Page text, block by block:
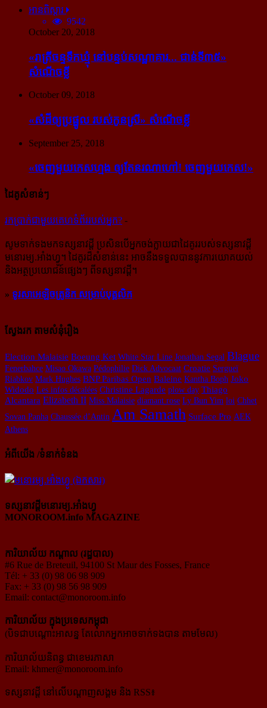
អានពិស្ដារ
9542
October 20, 2018
«រាត្រីចន្ទទឹកឃ្មុំ នៅបន្ទប់សណ្ឋាគារ... ជាន់ទី៣៥»
សំណើចខ្លី
October 09, 2018
«សំដី​ឲ្យ​ប្រផ្នូល របស់​កូនស្រី» សំណើចខ្លី
September 25, 2018
«ចេញ​មួយ​កេស​ហ្មង ឲ្យ​តែ​នរណា​ហៅ! ចេញ​មួយ​កេស!»
ដៃគូសំខាន់ៗ
រក​​ប្រាក់​​ជា​​មួយ​​គេហទំព័រ​​របស់​​អ្នក? -
សូម​ទាក់ទង​មក​ទស្សនាវដ្ដី ប្រសិន​បើ​អ្នក​ចង់​ក្លាយ​ជា​ដៃគូរ​របស់​ទស្សនាវដ្ដី​
មនោរម្យ.អាំងហ្វូ។ ដៃ​គូរ​ដ៏​សំខាន់​នេះ អាច​នឹង​ទទួល​បាន​នូវ​ការ​យោគយល់
និង​អត្ថ​ប្រយោជន៍​ផ្សេងៗ ពីទស្សនាវដ្ដី។
» ទូរសាអេឡិចត្រូនិក សម្រាប់បុគ្គលិក
ស្វែងរក តាមសំនុំរឿង
Election Malaisie Boeung Ket White Star Line Jonathan Segal Blague
Fenerbahce Misao Okawa Pédophilie Dick Advocaat Croatie Sergueï
Riabkov Mark Hughes BNP Paribas Open Baleine Kantha Boph Joko
Widodo Les infos décalées Christine Lagarde plow day Thiago
Alcantara Elizabeth II Miss Malaisie diamant rose Ly Bun Yim loi Chhet
Sovan Panha Chaussée d’Antin Am Samath Surface Pro AEK
Athens
អំពីយើង /ទំនាក់ទំនង
ទស្សនាវដ្ដីមនោរម្យ.អាំងហ្វូ
MONOROOM.info MAGAZINE
ការិយាល័យ កណ្ដាល (រដ្ឋបាល)
#6 Rue de Breteuil, 94100 St Maur des Fosses, France
Tél: + 33 (0) 98 06 98 909
Fax: + 33 (0) 98 56 98 909
Email: contact@monoroom.info
ការិយាល័យ ក្នុង​ប្រទេស​កម្ពុជា
(បិទជាបណ្ដោះអាសន្ន តែលោកអ្នកអាចទាក់ទងបាន តាមមែល)
ការិយាល័យនិពន្ធ ជាខេមរភាសា
Email: khmer@monoroom.info
ទស្សនាវដ្ដី​ នៅលើបណ្ដាញសង្គម និង RSS៖